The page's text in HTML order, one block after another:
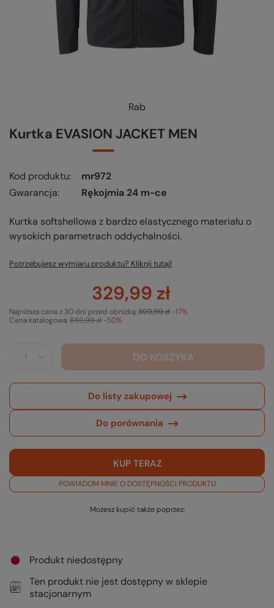
KUP-SPRAWDŹ-WYMIEŃ
Rab
Kurtka EVASION JACKET MEN
Kod produktu
mr972
Gwarancja
Rękojmia 24 m-ce
Kurtka softshellowa z bardzo elastycznego materiału o
wysokich parametrach oddychalności.
Potrzebujesz wymiaru produktu? Kliknij tutaj!
329,99 zł
Cena katalogowa:659,99 zł -50%
Najniższa cena z 30 dni przed obniżką:399,99 zł -17%
DO KOSZYKA
Do listy zakupowej
Do porównania
KUP TERAZ
POWIADOM MNIE O DOSTĘPNOŚCI PRODUKTU
Możesz kupić także poprzez:
Produkt niedostępny
Ten produkt nie jest dostępny w sklepie
stacjonarnym